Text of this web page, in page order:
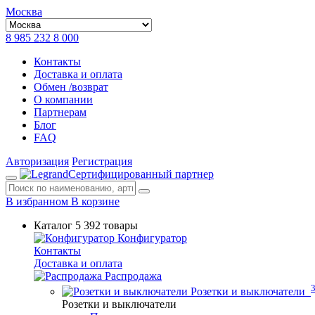
Москва
8 985 232 8 000
Контакты
Доставка и оплата
Обмен /возврат
О компании
Партнерам
Блог
FAQ
Авторизация Регистрация
Сертифицированный партнер
В избранном В корзине
Каталог 5 392 товары
Конфигуратор
Контакты
Доставка и оплата
Распродажа
Розетки и выключатели
Розетки и выключатели